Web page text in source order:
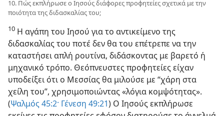
10. Πώς εκπλήρωσε ο Ιησούς διάφορες προφητείες σχετικά με την
ποιότητα της διδασκαλίας του;
10 Η αγάπη του Ιησού για το αντικείμενο της
διδασκαλίας του ποτέ δεν θα του επέτρεπε να την
καταστήσει απλή ρουτίνα, διδάσκοντας με βαρετό ή
μηχανικό τρόπο. Θεόπνευστες προφητείες είχαν
υποδείξει ότι ο Μεσσίας θα μιλούσε με “χάρη στα
χείλη του”, χρησιμοποιώντας «λόγια κομψότητας».
(Ψαλμός 45:2· Γένεση 49:21) Ο Ιησούς εκπλήρωσε